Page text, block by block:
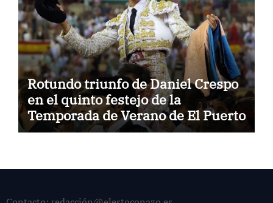
Rotundo triunfo de Daniel Crespo
en el quinto festejo de la
Temporada de Verano de El Puerto